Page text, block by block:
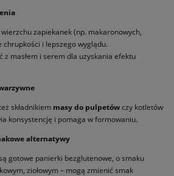
zapiekanek (np. makaronowych,
chrupkości i lepszego wyglądu.
z masłem i serem dla uzyskania efektu
składnikiem masy do pulpetówczy kotletów
konsystencję i pomaga w formowaniu.
alternatywy
gotowe panierki bezglutenowe, o smaku
ziołowym – mogą zmienić smak